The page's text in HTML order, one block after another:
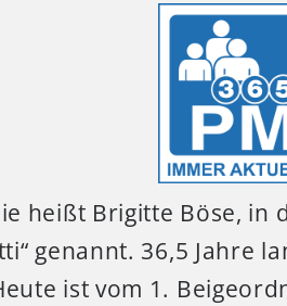
heißt Brigitte Böse, in
genannt. 36,5 Jahre
ist vom 1.